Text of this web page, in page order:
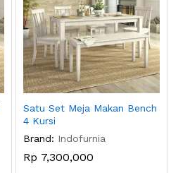
Satu Set Meja Makan Bench
4 Kursi
Brand: Indofurnia
Rp 7,300,000